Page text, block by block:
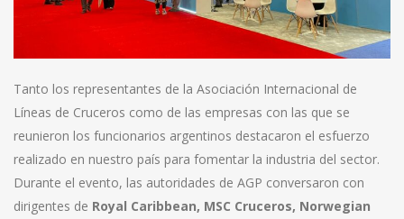
Tanto los representantes de la Asociación Internacional de
Líneas de Cruceros como de las empresas con las que se
reunieron los funcionarios argentinos destacaron el esfuerzo
realizado en nuestro país para fomentar la industria del sector.
Durante el evento, las autoridades de AGP conversaron con
dirigentes de Royal Caribbean, MSC Cruceros, Norwegian